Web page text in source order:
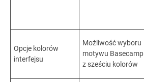
Opcje kolorów
interfejsu
Możliwość wyboru
motywu Basecamp
z sześciu kolorów